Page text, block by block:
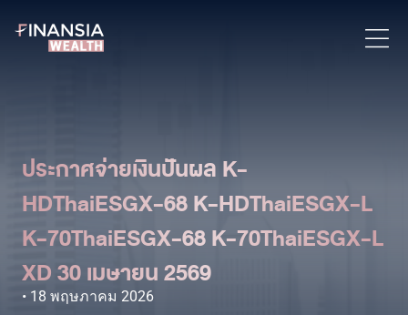
ประกาศจ่ายเงินปันผล K-
HDThaiESGX-68 K-HDThaiESGX-L
K-70ThaiESGX-68 K-70ThaiESGX-L
XD 30 เมษายน 2569
18 พฤษภาคม 2026